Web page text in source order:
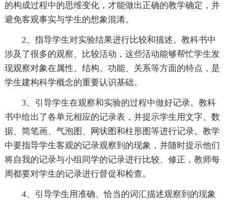
的构成过程中的思维变化，才能做出正确的教学确定，并
避免客观事实与学生的想象混淆。
2、指导学生对实验结果进行比较和描述。教科书中
涉及了很多的观察、比较活动，这些活动能够帮忙学生发
现观察对象在属性、结构、功能、关系等方面的特点，是
学生建构科学概念的重要认识基础。
3、引导学生在观察和实验的过程中做好记录。教科
书中给出了各单元相应的记录表，并提示学生用文字、数
据、简笔画、气泡图、网状图和柱形图等进行记录。教学
中要指导学生客观的记录观察到的现象，并随时提示他们
将自我的记录与小组同学的记录进行比较、修正，教师每
周都要对学生的记录进行督促和检查。
4、引导学生用准确、恰当的词汇描述观察到的现象